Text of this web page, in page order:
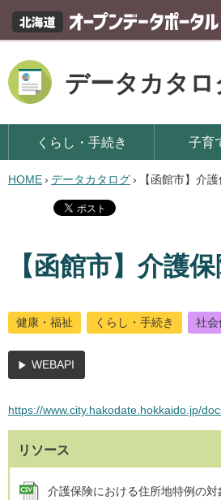
データカタロ
くらし・手続き 子育
HOME› データカタログ› 【函館市】介
【函館市】介護
健康・福祉 くらし・手続き 社会
WEBAPI
https://www.city.hakodate.hokkaido.jp/
リソース
介護保険における住所地特例の